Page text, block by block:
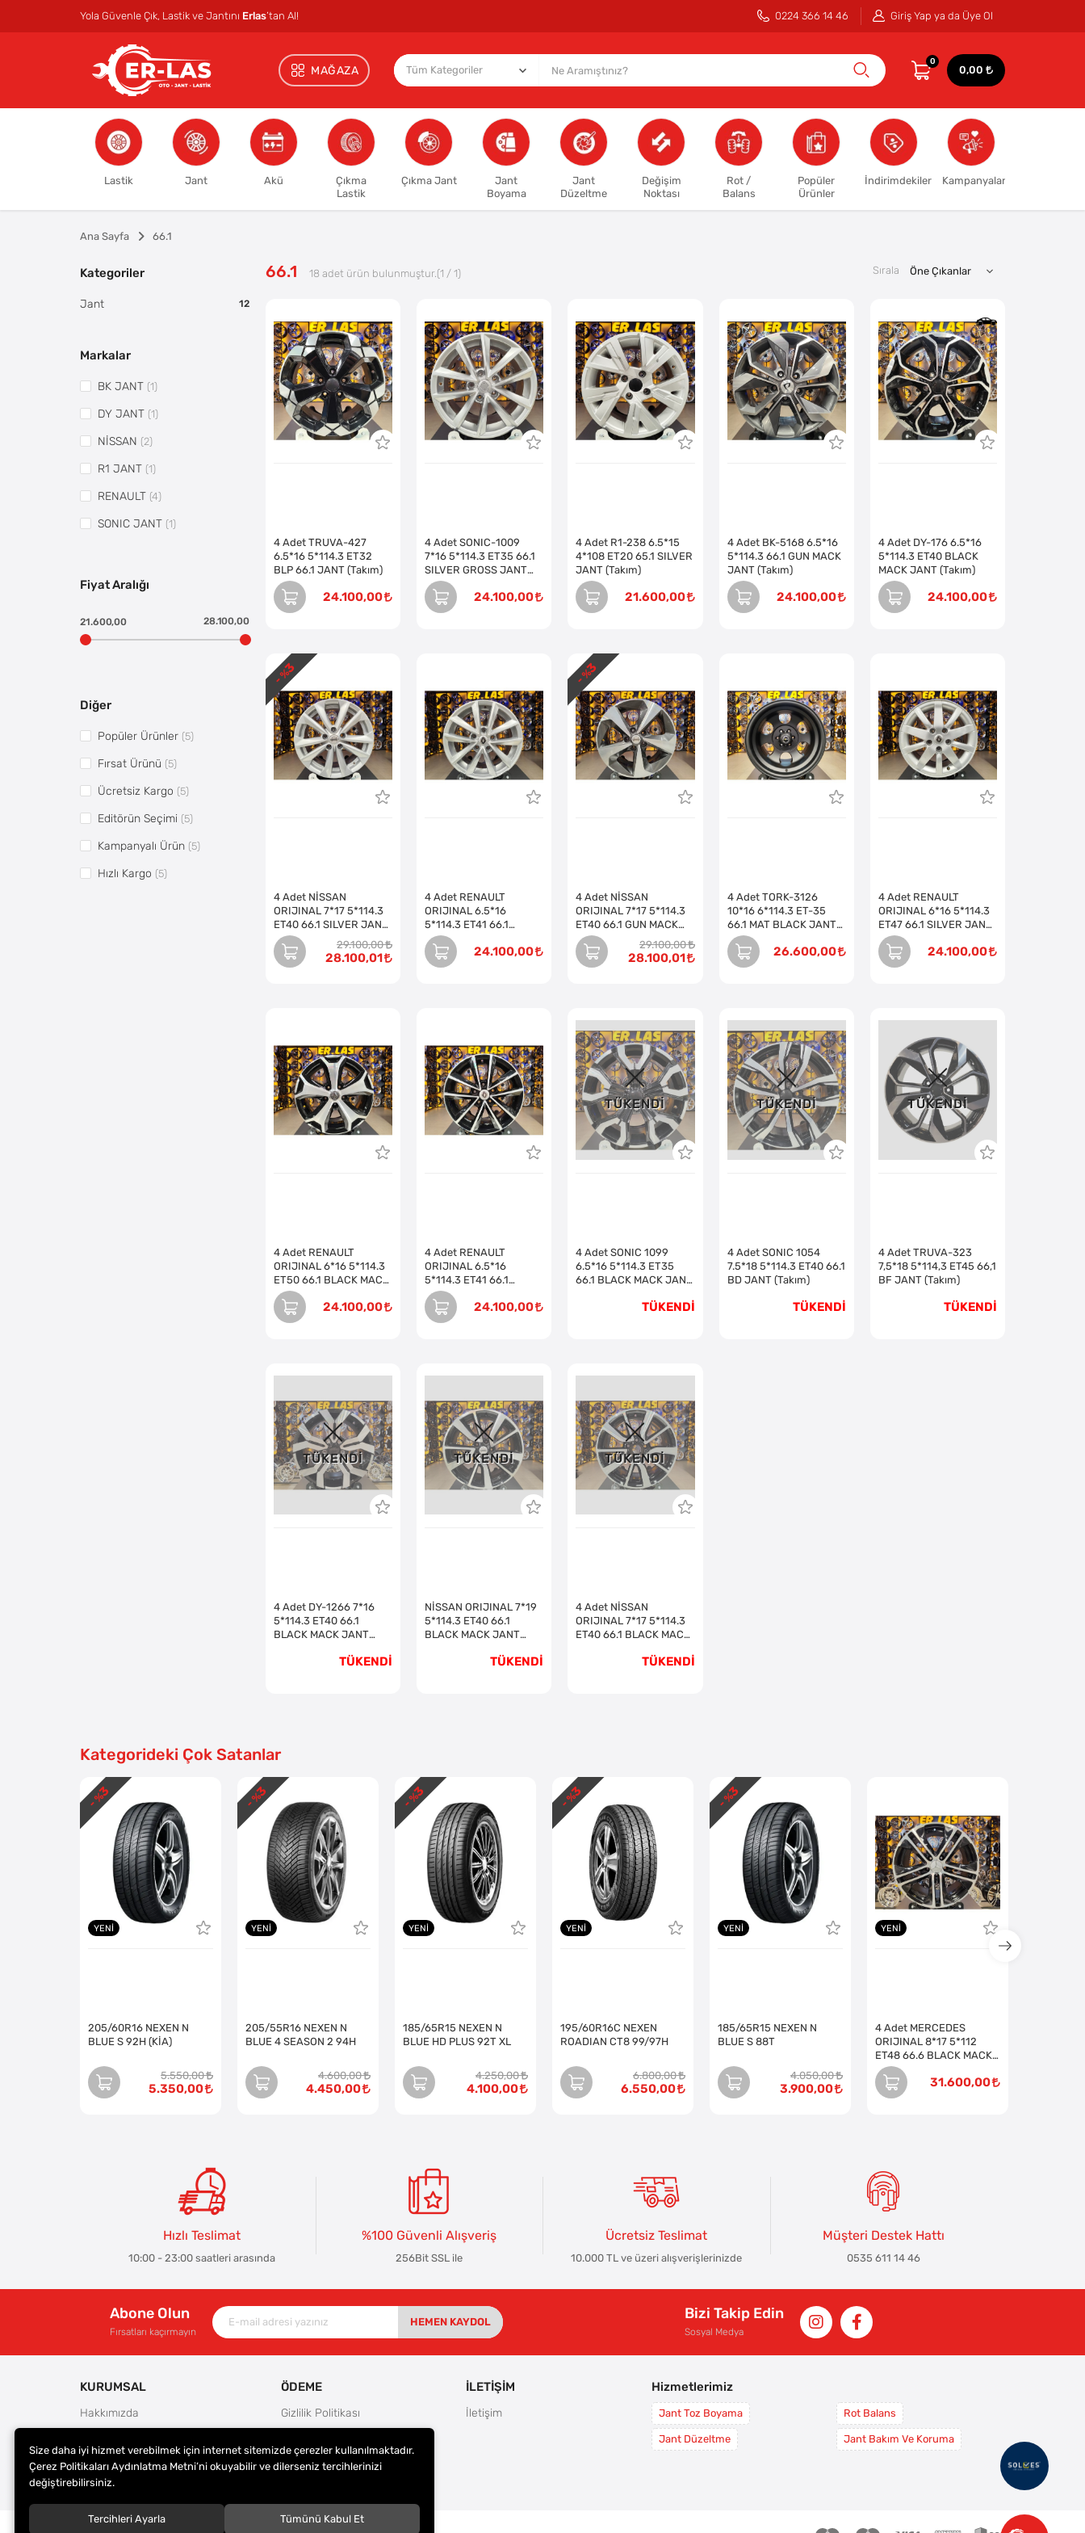
Yola Güvenle Çık, Lastik ve Jantını Erlas’tan Al! 0224 366 14 46 Giriş Yap ya da Üye Ol
MAĞAZA
0
0,00
Lastik Jant Akü
Çıkma
Lastik
Çıkma Jant
Jant
Boyama
Jant
Düzeltme
Değişim
Noktası
Rot /
Balans
Popüler
Ürünler
İndirimdekiler Kampanyalar
Ana Sayfa 66.1
66.1 18 adet ürün bulunmuştur.(1 / 1) Sırala
4 Adet TRUVA-427
6.5*16 5*114.3 ET32
BLP 66.1 JANT (Takım)
24.100,00
4 Adet SONIC-1009
7*16 5*114.3 ET35 66.1
SILVER GROSS JANT
(Takım)
24.100,00
4 Adet R1-238 6.5*15
4*108 ET20 65.1 SILVER
JANT (Takım)
21.600,00
4 Adet BK-5168 6.5*16
5*114.3 66.1 GUN MACK
JANT (Takım)
24.100,00
4 Adet DY-176 6.5*16
5*114.3 ET40 BLACK
MACK JANT (Takım)
24.100,00
4 Adet NİSSAN
ORIJINAL 7*17 5*114.3
ET40 66.1 SILVER JANT
REVİZE EDİLMİŞ (Takım)
29.100,00
28.100,01
- %
3
4 Adet RENAULT
ORIJINAL 6.5*16
5*114.3 ET41 66.1
SILVER JANT REVİZE
EDİLMİŞ (Takım)24.100,00
4 Adet NİSSAN
ORIJINAL 7*17 5*114.3
ET40 66.1 GUN MACK
JANT REVİZE EDİLMİŞ
(Takım)
29.100,00
28.100,01
- %
3
4 Adet TORK-3126
10*16 6*114.3 ET-35
66.1 MAT BLACK JANT
(Takım)
26.600,00
4 Adet RENAULT
ORIJINAL 6*16 5*114.3
ET47 66.1 SILVER JANT
REVİZE EDİLMİŞ (Takım)
24.100,00
4 Adet RENAULT
ORIJINAL 6*16 5*114.3
ET50 66.1 BLACK MACK
JANT REVİZE EDİLMİŞ
(Takım)
24.100,00
4 Adet RENAULT
ORIJINAL 6.5*16
5*114.3 ET41 66.1
BLACK MACK JANT
REVİZE EDİLMİŞ (Takım)
24.100,00
TÜKENDI
4 Adet SONIC 1099
6.5*16 5*114.3 ET35
66.1 BLACK MACK JANT
TÜKENDİ
TÜKENDI
4 Adet SONIC 1054
7.5*18 5*114.3 ET40 66.1
BD JANT (Takım)
TÜKENDİ
TÜKENDI
4 Adet TRUVA-323
7,5*18 5*114,3 ET45 66,1
BF JANT (Takım)
TÜKENDİ
TÜKENDI
4 Adet DY-1266 7*16
5*114.3 ET40 66.1
BLACK MACK JANT
TÜKENDİ
TÜKENDI
NİSSAN ORIJINAL 7*19
5*114.3 ET40 66.1
BLACK MACK JANT
TÜKENDİ
TÜKENDI
4 Adet NİSSAN
ORIJINAL 7*17 5*114.3
ET40 66.1 BLACK MACK
TÜKENDİ
Kategoriler
Jant 12
Markalar
BK JANT (1)
DY JANT (1)
NİSSAN (2)
R1 JANT (1)
RENAULT (4)
SONIC JANT (1)
TRUVA JANT
Fiyat Aralığı
21.600,00 28.100,00
Diğer
Popüler Ürünler (5)
Fırsat Ürünü (5)
Ücretsiz Kargo (5)
Editörün Seçimi (5)
Kampanyalı Ürün (5)
Hızlı Kargo (5)
Kategorideki Çok Satanlar
YENI
205/60R16 NEXEN N
BLUE S 92H (KİA)
5.550,00
5.350,00
- %
3
YENI
205/55R16 NEXEN N
BLUE 4 SEASON 2 94H
4.600,00
4.450,00
- %
3
YENI
185/65R15 NEXEN N
BLUE HD PLUS 92T XL
4.250,00
4.100,00
- %
3
YENI
195/60R16C NEXEN
ROADIAN CT8 99/97H
6.800,00
6.550,00
- %
3
YENI
185/65R15 NEXEN N
BLUE S 88T
4.050,00
3.900,00
- %
3
YENI
4 Adet MERCEDES
ORIJINAL 8*17 5*112
ET48 66.6 BLACK MACK
31.600,00
Hızlı Teslimat
10:00 - 23:00 saatleri arasında
%100 Güvenli Alışveriş
256Bit SSL ile
Ücretsiz Teslimat
10.000 TL ve üzeri alışverişlerinizde
Müşteri Destek Hattı
0535 611 14 46
Abone Olun
Fırsatları kaçırmayın
HEMEN KAYDOL
Bizi Takip Edin
Sosyal Medya
KURUMSAL
Hakkımızda
Teslimat ve İade Şartları
Kargo Seçenekleri
ÖDEME
Gizlilik Politikası
Ödeme Seçenekleri
Satış Sözleşmesi
İLETİŞİM
İletişim
Hizmetlerimiz
Jant Toz Boyama
Jant Düzeltme
Rot Balans
Jant Bakım Ve Koruma
ER-LAS Oto Jant ve Lastik - Yunus ULAŞ
Size daha iyi hizmet verebilmek için internet sitemizde çerezler kullanılmaktadır.
Çerez Politikaları Aydınlatma Metni’ni okuyabilir ve dilerseniz tercihlerinizi
değiştirebilirsiniz.
Tercihleri Ayarla Tümünü Kabul Et